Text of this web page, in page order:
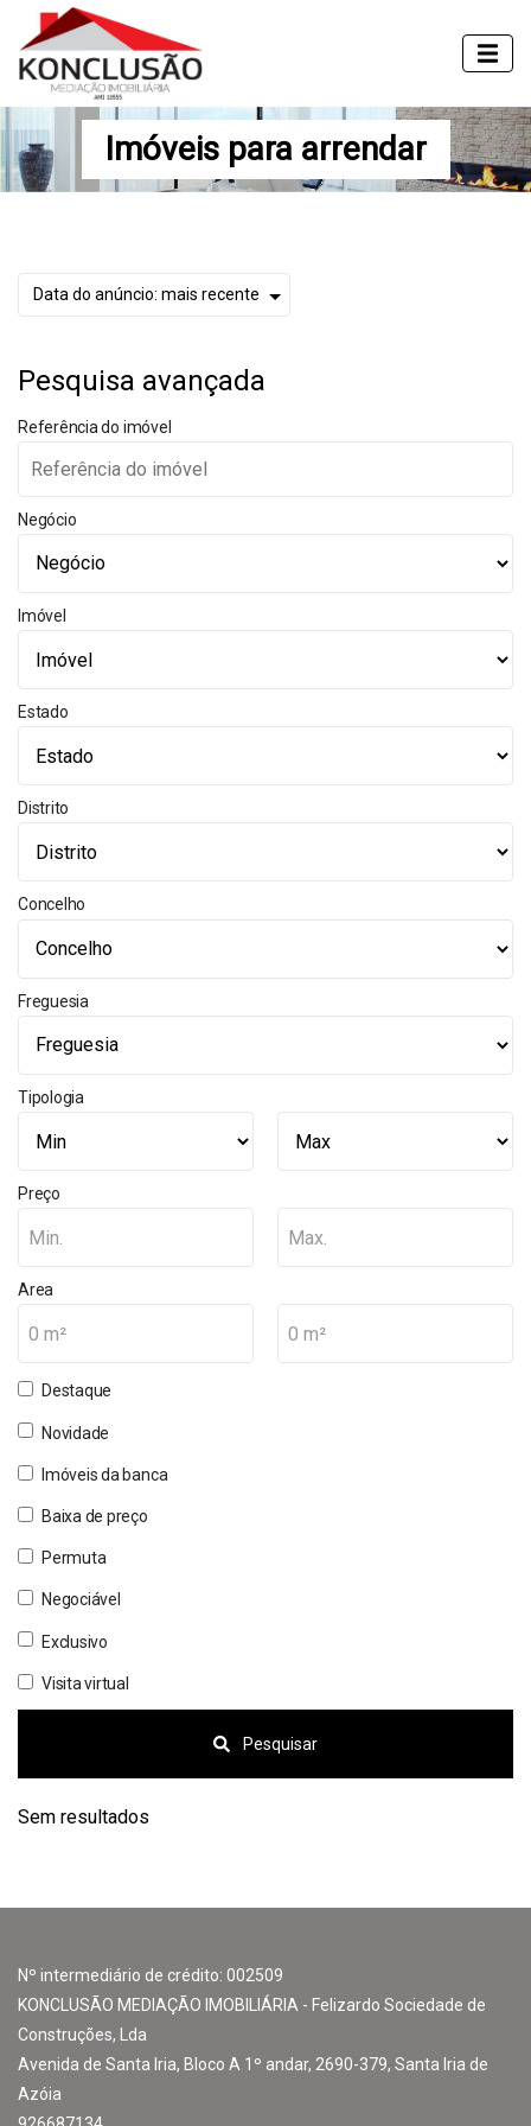
Imóveis para arrendar
Pesquisa avançada
Referência do imóvel
Negócio
Imóvel
Estado
Distrito
Concelho
Freguesia
Tipologia
Preço
Min. Max.
Area
0 m² 0 m²
Destaque
Novidade
Imóveis da banca
Baixa de preço
Permuta
Negociável
Exclusivo
Visita virtual
Pesquisar
Sem resultados
Nº intermediário de crédito: 002509
KONCLUSÃO MEDIAÇÃO IMOBILIÁRIA - Felizardo Sociedade de
Construções, Lda
Avenida de Santa Iria, Bloco A 1º andar, 2690-379, Santa Iria de
Azóia